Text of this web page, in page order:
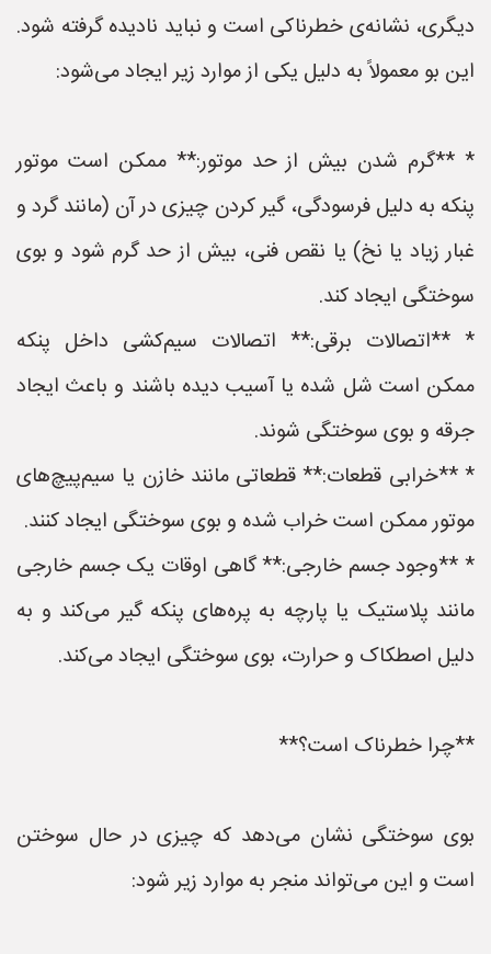
دیگری، نشانه‌ی خطرناکی است و نباید نادیده گرفته شود.
این بو معمولاً به دلیل یکی از موارد زیر ایجاد می‌شود:
* **گرم شدن بیش از حد موتور:** ممکن است موتور
پنکه به دلیل فرسودگی، گیر کردن چیزی در آن (مانند گرد و
غبار زیاد یا نخ) یا نقص فنی، بیش از حد گرم شود و بوی
سوختگی ایجاد کند.
* **اتصالات برقی:** اتصالات سیم‌کشی داخل پنکه
ممکن است شل شده یا آسیب دیده باشند و باعث ایجاد
جرقه و بوی سوختگی شوند.
* **خرابی قطعات:** قطعاتی مانند خازن یا سیم‌پیچ‌های
موتور ممکن است خراب شده و بوی سوختگی ایجاد کنند.
* **وجود جسم خارجی:** گاهی اوقات یک جسم خارجی
مانند پلاستیک یا پارچه به پره‌های پنکه گیر می‌کند و به
دلیل اصطکاک و حرارت، بوی سوختگی ایجاد می‌کند.
**چرا خطرناک است؟**
بوی سوختگی نشان می‌دهد که چیزی در حال سوختن
است و این می‌تواند منجر به موارد زیر شود: